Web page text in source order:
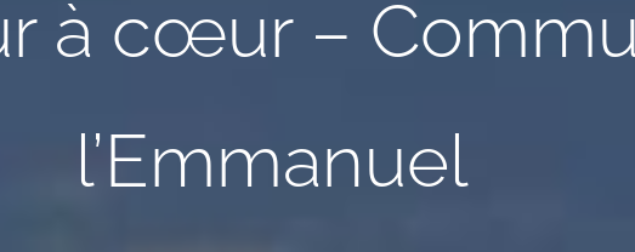
à cœur –
l’Emmanuel